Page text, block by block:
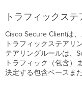
ト
プ
リ
ケ
ー
シ
トラフィックス
Cisco Secure Clientは
トラフィックステアリ
テアリングルールは、
トラフィック（包含）
決定する包含ベースま